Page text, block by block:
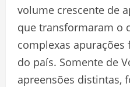
volume crescente de
que transformaram o
complexas
do país. Somente de
apreensões distintas,